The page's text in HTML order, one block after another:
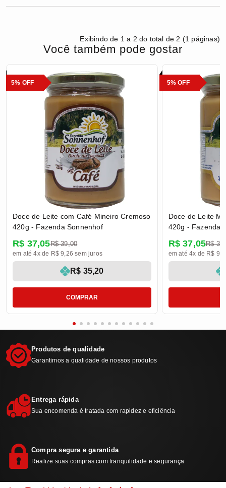
Exibindo de 1 a 2 do total de 2 (1 páginas)
Você também pode gostar
Doce de Leite com Café Mineiro Cremoso
420g - Fazenda Sonnenhof
R$ 37,05R$ 39,00
5% OFF
R$ 35,20
em até 4x de R$ 9,26 sem juros
COMPRAR
Doce de Leite
420g - Fazenda
R$ 37,05R$
5% OFF
em até 4x de R$
Produtos de qualidade
Garantimos a qualidade de nossos produtos
Entrega rápida
Sua encomenda é tratada com rapidez e eficiência
Compra segura e garantida
Realize suas compras com tranquilidade e segurança